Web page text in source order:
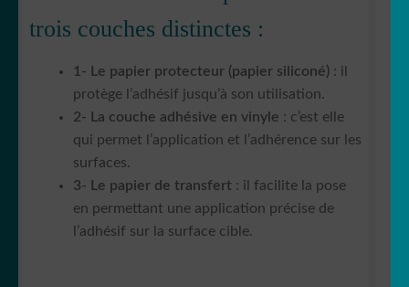
trois couches distinctes :
1- Le papier protecteur (papier siliconé) : il
protège l’adhésif jusqu’à son utilisation.
2- La couche adhésive en vinyle : c’est elle
qui permet l’application et l’adhérence sur les
surfaces.
3- Le papier de transfert : il facilite la pose
en permettant une application précise de
l’adhésif sur la surface cible.